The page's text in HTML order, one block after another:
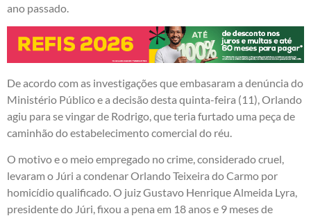
ano passado.
De acordo com as investigações que embasaram a denúncia do
Ministério Público e a decisão desta quinta-feira (11), Orlando
agiu para se vingar de Rodrigo, que teria furtado uma peça de
caminhão do estabelecimento comercial do réu.
O motivo e o meio empregado no crime, considerado cruel,
levaram o Júri a condenar Orlando Teixeira do Carmo por
homicídio qualificado. O juiz Gustavo Henrique Almeida Lyra,
presidente do Júri, fixou a pena em 18 anos e 9 meses de